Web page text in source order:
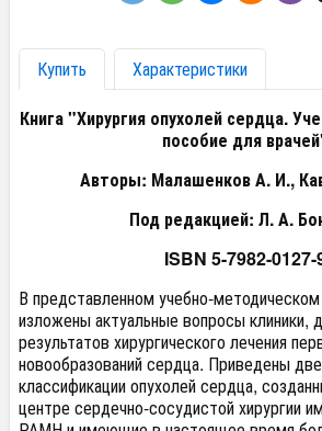
Купить
Характеристики
Книга "Хирургия опухолей сердца.
пособие для
Авторы: Малашенков А. И.,
Под редакцией: Л. А.
ISBN 5-7982-0127-
В представленном учебно-
изложены актуальные вопросы клиники,
результатов хирургического лечения
новообразований сердца. Приведены
классификации опухолей сердца,
центре сердечно-сосудистой хирургии